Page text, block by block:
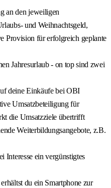
an den jeweiligen
und Weihnachtsgeld,
Provision für erfolgreich geplante
Jahresurlaub - on top sind zwei
deine Einkäufe bei OBI
Umsatzbeteiligung für
die Umsatzziele übertrifft
Weiterbildungsangebote, z.B.
Interesse ein vergünstigtes
du ein Smartphone zur